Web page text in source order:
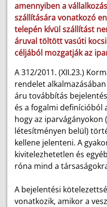
amennyiben a
szállítására vonatkozó
telepén kívül szállítást
áruval töltött vasúti
céljából mozgatják az
A 312/2011. (XII.23.)
rendelet
áru továbbítás
és a fogalmi definícióból
hogy az iparvágányokon
létesítményen belül)
kellene jelenteni. A
kivitelezhetetlen és
róna mind a
A bejelentési
vonatkozik, amikor a